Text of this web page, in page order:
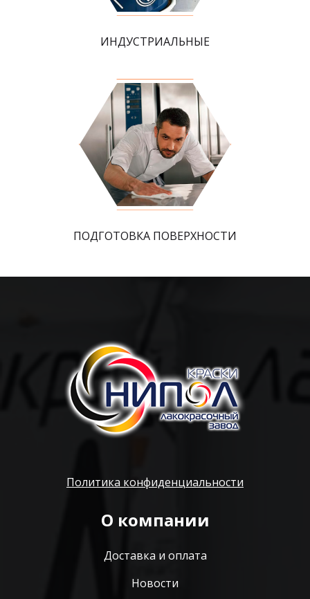
ИНДУСТРИАЛЬНЫЕ
ПОДГОТОВКА ПОВЕРХНОСТИ
Политика конфиденциальности
О компании
Доставка и оплата
Новости